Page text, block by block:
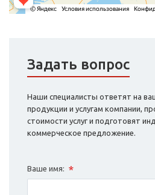
Задать вопрос
Наши специалисты ответят на
продукции и услугам компании,
стоимости услуг и подготовят
коммерческое предложение.
Ваше имя: *